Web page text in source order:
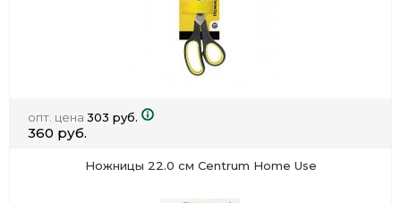
опт. цена 303 руб.
360 руб.
Ножницы 22.0 см Centrum Home Use